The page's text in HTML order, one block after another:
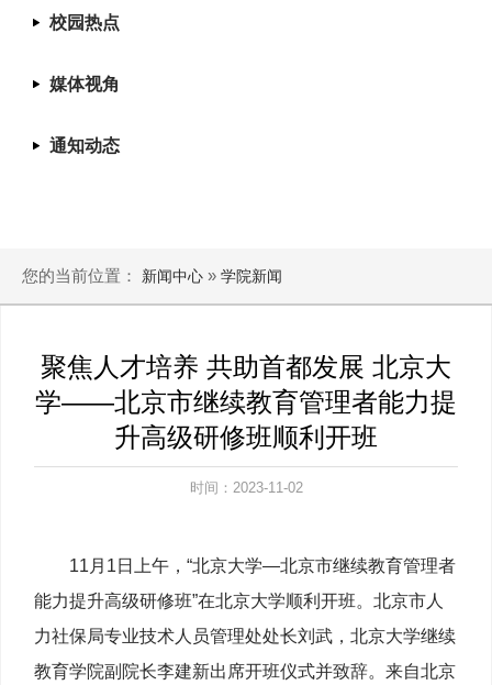
校园热点
媒体视角
通知动态
您的当前位置： 新闻中心 » 学院新闻
聚焦人才培养 共助首都发展 北京大
学——北京市继续教育管理者能力提
升高级研修班顺利开班
时间：2023-11-02
11月1日上午，“北京大学—北京市继续教育管理者
能力提升高级研修班”在北京大学顺利开班。北京市人
力社保局专业技术人员管理处处长刘武，北京大学继续
教育学院副院长李建新出席开班仪式并致辞。来自北京